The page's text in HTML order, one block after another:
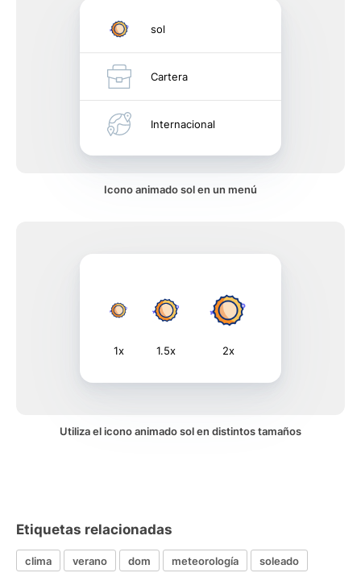
sol
Cartera
Internacional
Icono animado sol en un menú
1x 1.5x 2x
Utiliza el icono animado sol en distintos tamaños
Etiquetas relacionadas
clima verano dom meteorología soleado